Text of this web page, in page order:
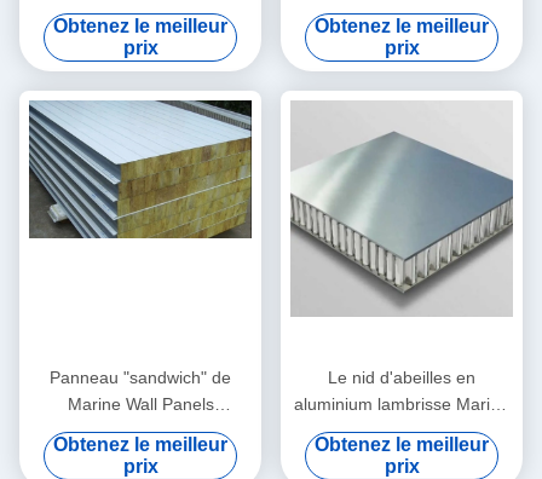
2500mmx550mmx25mm de
bateau
Obtenez le meilleur
prix
de bateau 25cmx6mm
Obtenez le meilleur
prix
Panneau "sandwich" de
Marine Wall Panels
Prefabricated Frp de
logement 30mm 40mm
Obtenez le meilleur
prix
Le nid d'abeilles en
aluminium lambrisse Marine
Wall Panels Interior Boat
1220x2440mm
Obtenez le meilleur
prix